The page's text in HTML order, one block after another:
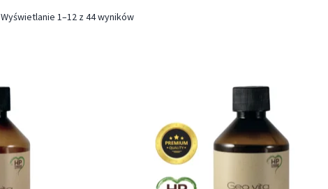
Wyświetlanie 1–12 z 44 wyników